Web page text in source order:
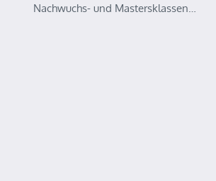
Nachwuchs- und Mastersklassen…